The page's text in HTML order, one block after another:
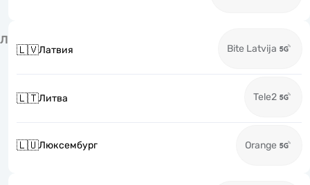
Л
🇱🇻Латвия Bite Latvija
🇱🇹Литва Tele2
🇱🇺Люксембург Orange